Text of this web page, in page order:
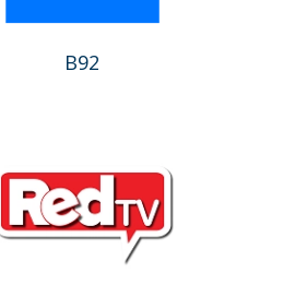
B92